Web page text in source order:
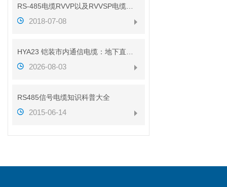
2018-07-08
2026-08-03
RS485信号电缆知识科普大全
2015-06-14